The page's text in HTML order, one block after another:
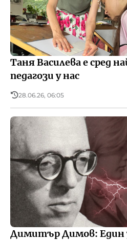
Таня Василева е сред
педагози у нас
28.06.26, 06:05
Димитър Димов: Един